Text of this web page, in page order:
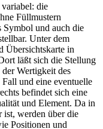
die
Füllmustern
Symbol und auch die
Unter dem
Übersichtskarte in
läßt sich die Stellung
Wertigkeit des
und eine eventuelle
befindet sich eine
und Element. Da in
ist, werden über die
Positionen und